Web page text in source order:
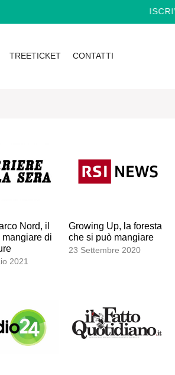
TREETICKET CONTATTI
Nord, il
mangiare di
2021
Growing Up, la foresta
che si può mangiare
23 Settembre 2020